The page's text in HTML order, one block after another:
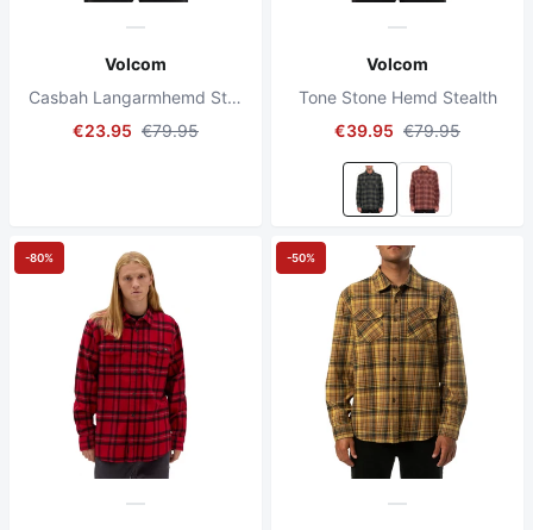
Volcom
Casbah Langarmhemd Stealth
€23.95 €79.95
Volcom
Tone Stone Hemd Stealth
€39.95 €79.95
-80% -50%